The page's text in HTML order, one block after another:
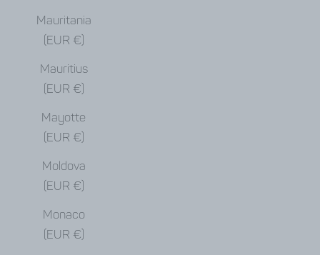
Mauritania
(EUR €)
Mauritius
(EUR €)
Mayotte
(EUR €)
Moldova
(EUR €)
Monaco
(EUR €)